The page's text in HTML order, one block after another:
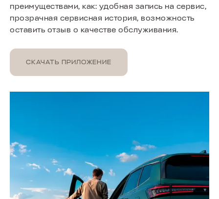
преимуществами, как: удобная запись на сервис,
прозрачная сервисная история, возможность
оставить отзыв о качестве обслуживания.
СКАЧАТЬ ПРИЛОЖЕНИЕ